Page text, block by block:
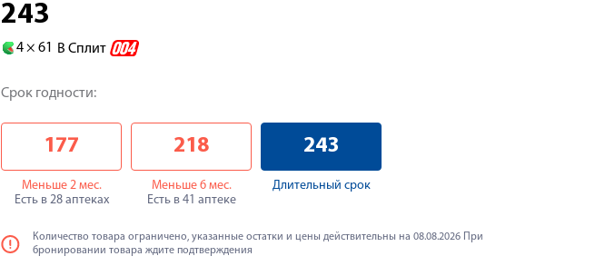
243
4 × 61 В Сплит
Срок годности:
177
Меньше 2 мес.
Есть в 28 аптеках
218
Меньше 6 мес.
Есть в 41 аптеке
243
Длительный срок
Количество товара ограничено, указанные остатки и цены действительны на 08.08.2026 При
бронировании товара ждите подтверждения